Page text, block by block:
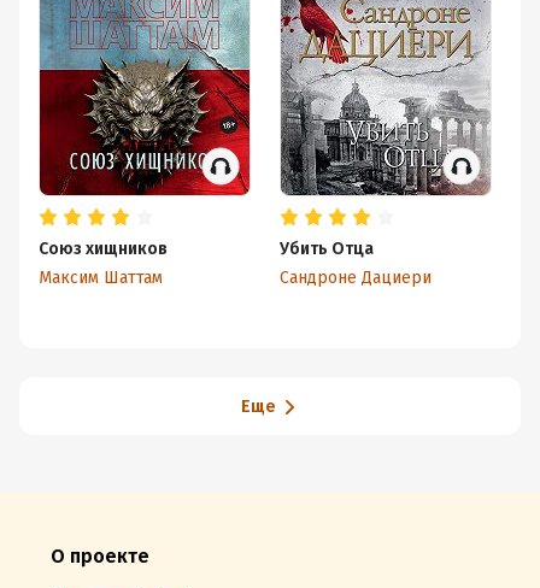
Союз хищников
Максим Шаттам
Убить Отца
Сандроне Дациери
Еще
О проекте